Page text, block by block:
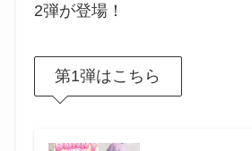
2弾が登場！
第1弾はこちら